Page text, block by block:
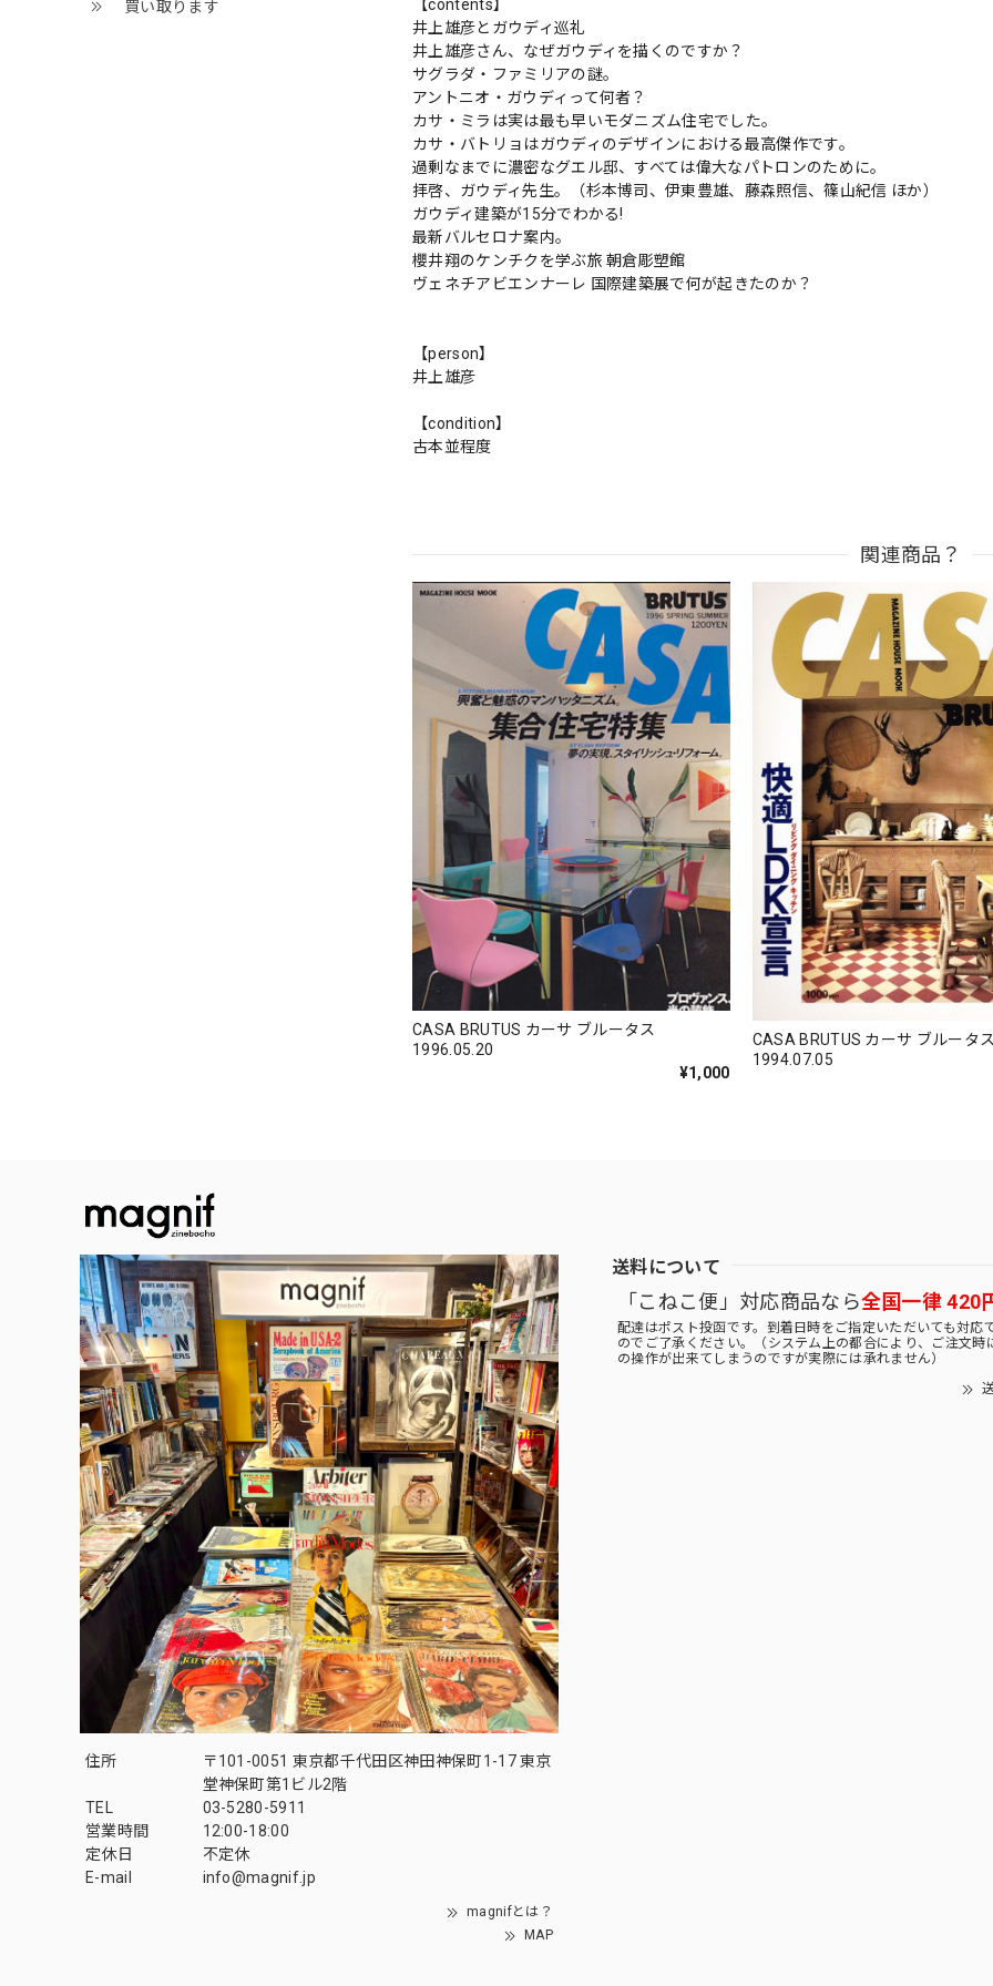
買い取ります
【contents】
井上雄彦とガウディ巡礼
井上雄彦さん、なぜガウディを描くのですか？
サグラダ・ファミリアの謎。
アントニオ・ガウディって何者？
カサ・ミラは実は最も早いモダニズム住宅でした。
カサ・バトリョはガウディのデザインにおける最高傑作です。
過剰なまでに濃密なグエル邸、すべては偉大なパトロンのために。
拝啓、ガウディ先生。（杉本博司、伊東豊雄、藤森照信、篠山紀信 ほか）
ガウディ建築が15分でわかる!
最新バルセロナ案内。
櫻井翔のケンチクを学ぶ旅 朝倉彫塑館
ヴェネチアビエンナーレ 国際建築展で何が起きたのか？
【person】
井上雄彦
【condition】
古本並程度
関連商品？
CASA BRUTUS カーサ ブルータス
1996.05.20
¥1,000
CASA BRUTUS カーサ ブルータ
1994.07.05
住所
〒101-0051 東京都千代田区神田神保町1-17 東京
堂神保町第1ビル2階
TEL
03-5280-5911
営業時間
12:00-18:00
定休日
不定休
E-mail
info@magnif.jp
magnifとは？
MAP
送料について
「こねこ便」対応商品なら全国一律 420
配達はポスト投函です。到着日時をご指定いただいても対応
のでご了承ください。（システム上の都合により、ご注文時
の操作が出来てしまうのですが実際には承れません）